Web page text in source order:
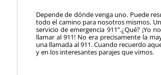
Depende de dónde venga uno. Puede
todo el camino para nosotros mismos.
servicio de emergencia 911”.¿Qué?
llamar al 911! No era precisamente la
una llamada al 911. Cuando recuerdo
y en los interesantes parajes que vimos.